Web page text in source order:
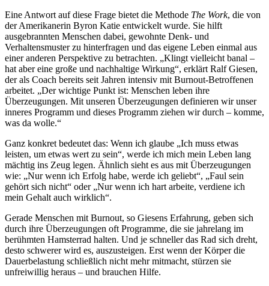
Eine Antwort auf diese Frage bietet die Methode The Work, die von
der Amerikanerin Byron Katie entwickelt wurde. Sie hilft
ausgebrannten Menschen dabei, gewohnte Denk- und
Verhaltensmuster zu hinterfragen und das eigene Leben einmal aus
einer anderen Perspektive zu betrachten. „Klingt vielleicht banal –
hat aber eine große und nachhaltige Wirkung“, erklärt Ralf Giesen,
der als Coach bereits seit Jahren intensiv mit Burnout-Betroffenen
arbeitet. „Der wichtige Punkt ist: Menschen leben ihre
Überzeugungen. Mit unseren Überzeugungen definieren wir unser
inneres Programm und dieses Programm ziehen wir durch – komme,
was da wolle.“
Ganz konkret bedeutet das: Wenn ich glaube „Ich muss etwas
leisten, um etwas wert zu sein“, werde ich mich mein Leben lang
mächtig ins Zeug legen. Ähnlich sieht es aus mit Überzeugungen
wie: „Nur wenn ich Erfolg habe, werde ich geliebt“, „Faul sein
gehört sich nicht“ oder „Nur wenn ich hart arbeite, verdiene ich
mein Gehalt auch wirklich“.
Gerade Menschen mit Burnout, so Giesens Erfahrung, geben sich
durch ihre Überzeugungen oft Programme, die sie jahrelang im
berühmten Hamsterrad halten. Und je schneller das Rad sich dreht,
desto schwerer wird es, auszusteigen. Erst wenn der Körper die
Dauerbelastung schließlich nicht mehr mitmacht, stürzen sie
unfreiwillig heraus – und brauchen Hilfe.